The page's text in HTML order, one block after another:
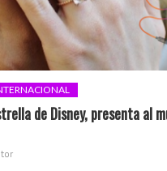
de Disney, presenta al